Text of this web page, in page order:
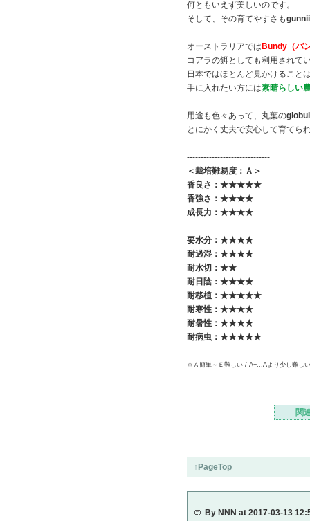
何ともいえず美しいのです。
そして、その育てやすさもgunnii
オーストラリアでは Bundy（バ
コアラの餌としても利用されて
日本ではほとんど見かけること
手に入れたい方には素晴らしい
用途も色々あって、丸葉の
とにかく丈夫で安心して育てら
------------------------------
＜栽培難易度：Ａ＞
香良さ：★★★★★
香強さ：★★★★
成長力：★★★★
要水分：★★★★
耐過湿：★★★★
耐水切：★★
耐日陰：★★★★
耐移植：★★★★★
耐寒性：★★★★
耐暑性：★★★★
耐病虫：★★★★★
------------------------------
※Ａ簡単～Ｅ難しい / A+...Aより少し難しい
関
↑PageTop
By NNN at 2017-03-13